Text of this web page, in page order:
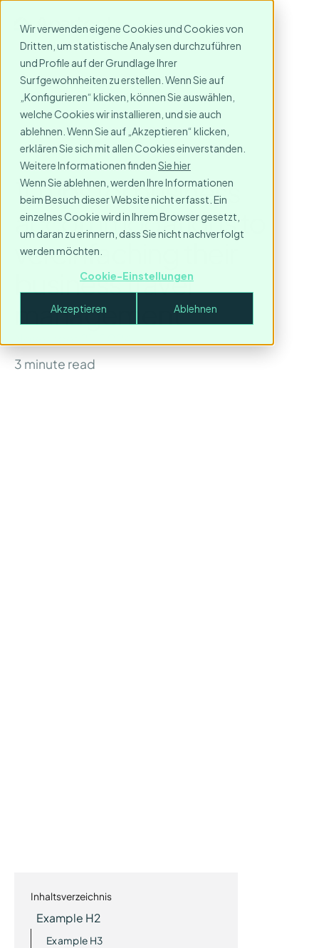
Wir verwenden eigene Cookies und Cookies von
Dritten, um statistische Analysen durchzuführen
und Profile auf der Grundlage Ihrer
Surfgewohnheiten zu erstellen. Wenn Sie auf
„Konfigurieren“ klicken, können Sie auswählen,
welche Cookies wir installieren, und sie auch
ablehnen. Wenn Sie auf „Akzeptieren“ klicken,
erklären Sie sich mit allen Cookies einverstanden.
Weitere Informationen findenSie hier
Wenn Sie ablehnen, werden Ihre Informationen
beim Besuch dieser Website nicht erfasst. Ein
einzelnes Cookie wird in Ihrem Browser gesetzt,
um daran zu erinnern, dass Sie nicht nachverfolgt
werden möchten.
Cookie-Einstellungen
Akzeptieren Ablehnen
10 tips for business
accommodations to
vereinfaching their
business travel
management
3 minute read
Inhaltsverzeichnis
Example H2
Example H3